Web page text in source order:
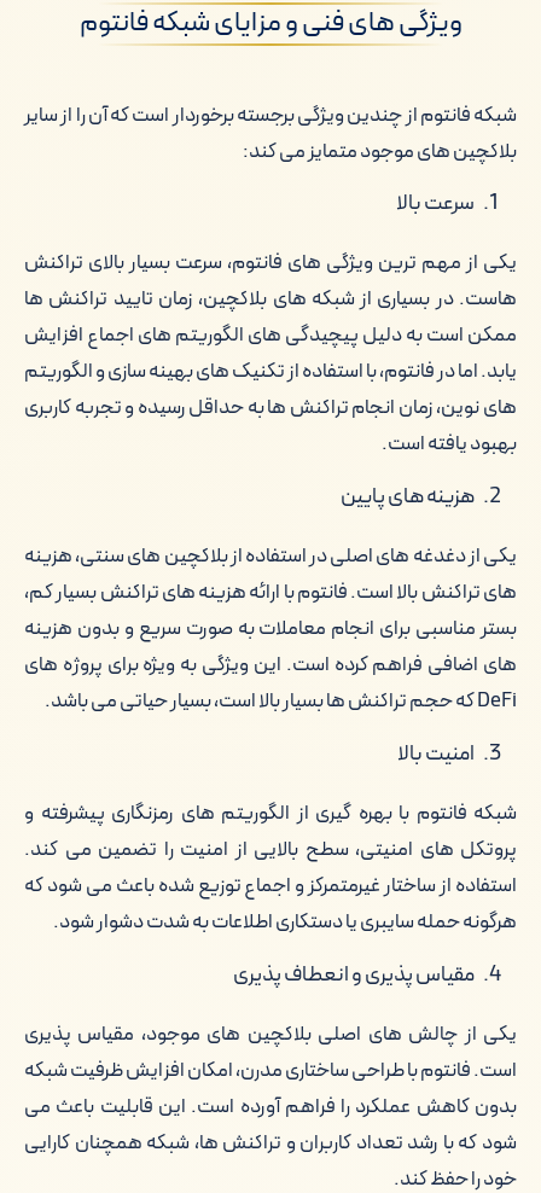
ویژگی های فنی و مزایای شبکه فانتوم
شبکه فانتوم از چندین ویژگی برجسته برخوردار است که آن را از سایر
بلاکچین های موجود متمایز می کند:
سرعت بالا
یکی از مهم ترین ویژگی های فانتوم، سرعت بسیار بالای تراکنش
هاست. در بسیاری از شبکه های بلاکچین، زمان تایید تراکنش ها
ممکن است به دلیل پیچیدگی های الگوریتم های اجماع افزایش
یابد. اما در فانتوم، با استفاده از تکنیک های بهینه سازی و الگوریتم
های نوین، زمان انجام تراکنش ها به حداقل رسیده و تجربه کاربری
بهبود یافته است.
هزینه های پایین
یکی از دغدغه های اصلی در استفاده از بلاکچین های سنتی، هزینه
های تراکنش بالا است. فانتوم با ارائه هزینه های تراکنش بسیار کم،
بستر مناسبی برای انجام معاملات به صورت سریع و بدون هزینه
های اضافی فراهم کرده است. این ویژگی به ویژه برای پروژه های
DeFi که حجم تراکنش ها بسیار بالا است، بسیار حیاتی می باشد.
امنیت بالا
شبکه فانتوم با بهره گیری از الگوریتم های رمزنگاری پیشرفته و
پروتکل های امنیتی، سطح بالایی از امنیت را تضمین می کند.
استفاده از ساختار غیرمتمرکز و اجماع توزیع شده باعث می شود که
هرگونه حمله سایبری یا دستکاری اطلاعات به شدت دشوار شود.
مقیاس پذیری و انعطاف پذیری
یکی از چالش های اصلی بلاکچین های موجود، مقیاس پذیری
است. فانتوم با طراحی ساختاری مدرن، امکان افزایش ظرفیت شبکه
بدون کاهش عملکرد را فراهم آورده است. این قابلیت باعث می
شود که با رشد تعداد کاربران و تراکنش ها، شبکه همچنان کارایی
خود را حفظ کند.